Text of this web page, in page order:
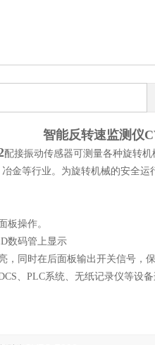
智能反转速监测仪
配接振动传感器可测量各种旋转
金等行业。为旋转机械的安全运
板操作。
数码管上显示
，同时在后面板输出开关信号，保
、PLC系统、无纸记录仪等设备